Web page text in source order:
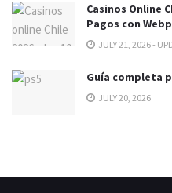
Casinos Online
Pagos con
JULY 21, 2026 -
Guía completa
JULY 20, 2026